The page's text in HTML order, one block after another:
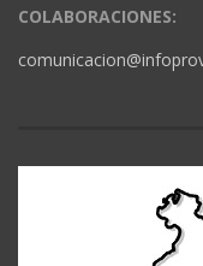
COLABORACIONES: